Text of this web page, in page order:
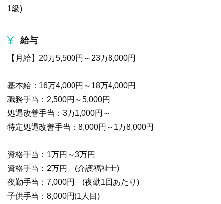
1級)
給与
【月給】20万5,500円～23万8,000円
基本給：16万4,000円～18万4,000円
職務手当：2,500円～5,000円
処遇改善手当：3万1,000円～
特定処遇改善手当：8,000円～1万8,000円
資格手当：1万円～3万円
資格手当：2万円 (介護福祉士)
夜勤手当：7,000円 (夜勤1回あたり)
子供手当：8,000円(1人目)